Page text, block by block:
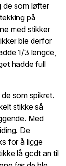
de som løfter
på
med stikker
ble derfor
1/3 lengde,
hadde full
som spikret.
stikke så
Med
De
for å ligge
lå godt an til